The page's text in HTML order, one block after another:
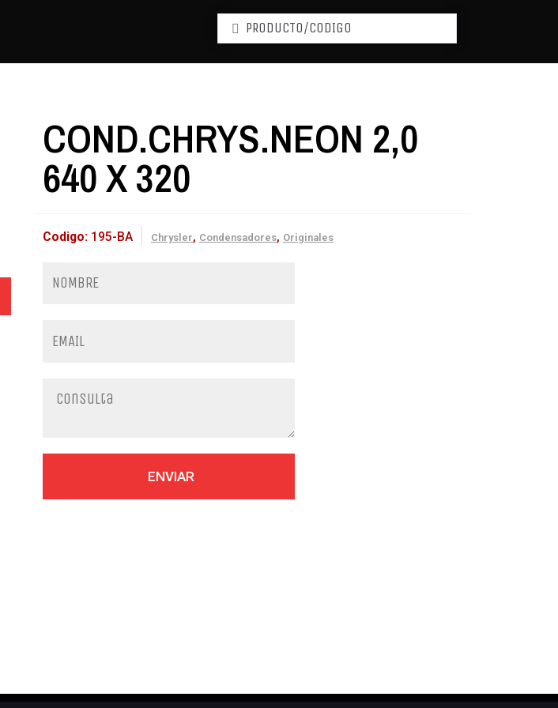
COND.CHRYS.NEON 2,0
640 X 320
Codigo: 195-BA Chrysler, Condensadores, Originales